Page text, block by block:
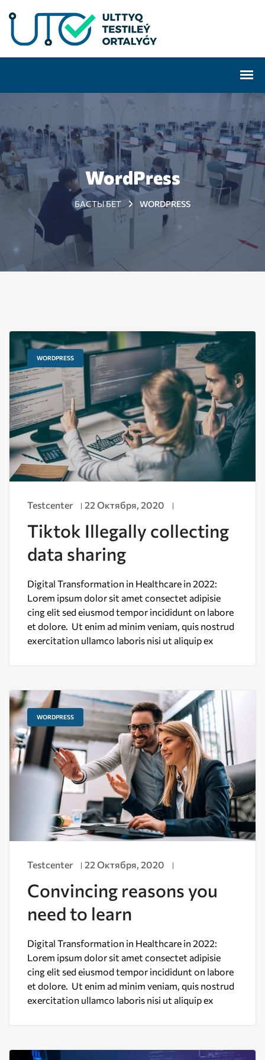
WordPress
БАСТЫ БЕТ WORDPRESS
WORDPRESS
Testcenter 22 Октября, 2020
Tiktok Illegally collecting
data sharing
Digital Transformation in Healthcare in 2022:
Lorem ipsum dolor sit amet consectet adipisie
cing elit sed eiusmod tempor incididunt on labore
et dolore. Ut enim ad minim veniam, quis nostrud
exercitation ullamco laboris nisi ut aliquip ex
WORDPRESS
Testcenter 22 Октября, 2020
Convincing reasons you
need to learn
Digital Transformation in Healthcare in 2022:
Lorem ipsum dolor sit amet consectet adipisie
cing elit sed eiusmod tempor incididunt on labore
et dolore. Ut enim ad minim veniam, quis nostrud
exercitation ullamco laboris nisi ut aliquip ex